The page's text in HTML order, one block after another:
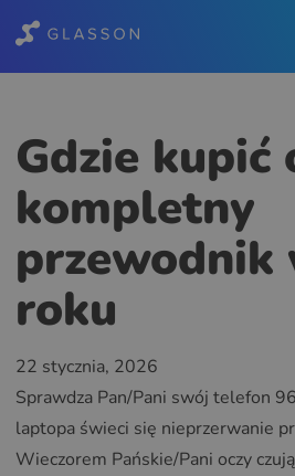
Gdzie kupić
kompletny
przewodnik
roku
22 stycznia, 2026
Sprawdza Pan/Pani swój telefon
laptopa świeci się nieprzerwanie
Wieczorem Pańskie/Pani oczy